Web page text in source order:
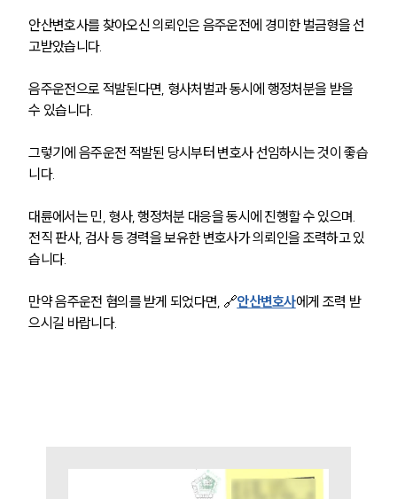
통합검색
AI대륜
안산변호사를 찾아오신 의뢰인은 음주운전에 경미한 벌금형을 선
고받았습니다.
음주운전으로 적발된다면, 형사처벌과 동시에 행정처분을 받을
수 있습니다.
그렇기에 음주운전 적발된 당시부터 변호사 선임하시는 것이 좋습
니다.
대륜에서는 민, 형사, 행정처분 대응을 동시에 진행할 수 있으며.
전직 판사, 검사 등 경력을 보유한 변호사가 의뢰인을 조력하고 있
습니다.
만약 음주운전 혐의를 받게 되었다면, 🔗안산변호사에게 조력 받
으시길 바랍니다.